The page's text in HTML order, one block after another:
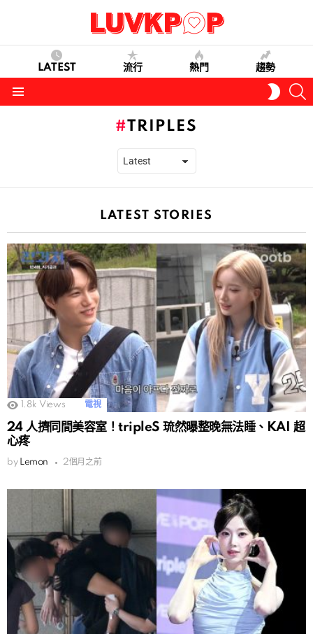
LATEST 流行 熱門 趨勢
SKIN
TRIPLES
LATEST STORIES
1.8k Views 電視
24 人擠同間美容室！tripleS 琉然曝整晚無法睡、KAI 超
心疼
by Lemon 2個月之前